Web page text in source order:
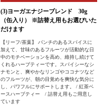
(3)ヨーガエナジーブレンド 30g
（缶入り） ※詰替え用もお選びいた
だけます
【リーフ/茶葉】 パンチのあるスパイスに
加えて、甘味のあるフルーツが活動的な日
中のモチベーションを高め、維持し続けて
くれるハーブティーです。スパイシーなシ
ナモンと、爽やかなリンゴやココナツなど
のフルーツが、朝の目覚めを爽快な気分に
し、パワフルにサポートします。 / 紅茶ベ
ースハーブティー / 詰替え用もご用意し
ています